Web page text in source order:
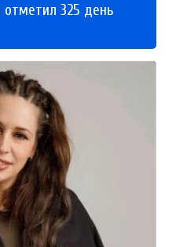
отметил 325 день